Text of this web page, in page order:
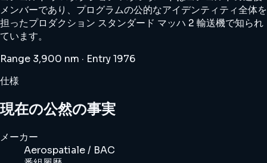
メンバーであり、プログラムの公的なアイデンティティ全体を
担ったプロダクション スタンダード マッハ 2 輸送機で知られ
ています。
Range 3,900 nm · Entry 1976
仕様
現在の公然の事実
メーカー
Aerospatiale / BAC